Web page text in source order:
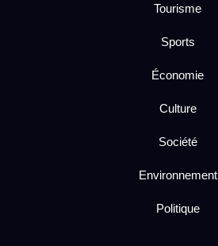
Tourisme
Sports
Économie
Culture
Société
Environnement
Politique